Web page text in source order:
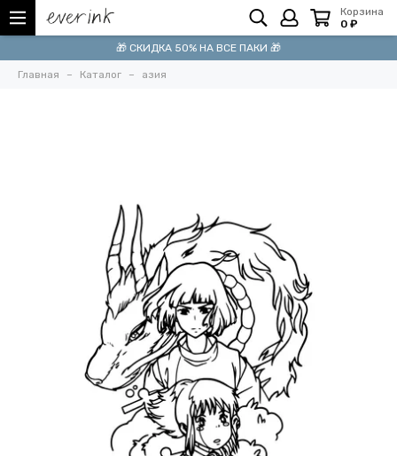
Корзина
0 ₽
🎁 СКИДКА 50% НА ВСЕ ПАКИ 🎁
Главная Каталог азия